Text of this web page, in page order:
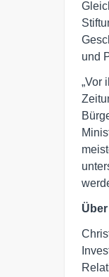
und
„Vor